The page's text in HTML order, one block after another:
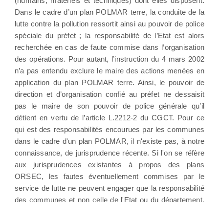
Dans le cadre d’un plan POLMAR terre, la conduite de la
lutte contre la pollution ressortit ainsi au pouvoir de police
spéciale du préfet ; la responsabilité de l’Etat est alors
recherchée en cas de faute commise dans l’organisation
des opérations. Pour autant, l’instruction du 4 mars 2002
n’a pas entendu exclure le maire des actions menées en
application du plan POLMAR terre. Ainsi, le pouvoir de
direction et d’organisation confié au préfet ne dessaisit
pas le maire de son pouvoir de police générale qu’il
détient en vertu de l’article L.2212-2 du CGCT. Pour ce
qui est des responsabilités encourues par les communes
dans le cadre d'un plan POLMAR, il n'existe pas, à notre
connaissance, de jurisprudence récente. Si l'on se réfère
aux jurisprudences existantes à propos des plans
ORSEC, les fautes éventuellement commises par le
service de lutte ne peuvent engager que la responsabilité
des communes et non celle de l'Etat ou du département,